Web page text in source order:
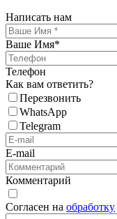
Написать нам
Ваше Имя*
Телефон
Как вам ответить?
Перезвонить
WhatsApp
Telegram
E-mail
Комментарий
Согласен на обработку